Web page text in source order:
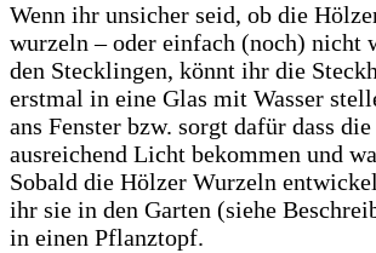
Wenn ihr unsicher seid, ob die
wurzeln – oder einfach (noch) nicht
den Stecklingen, könnt ihr die
erstmal in eine Glas mit Wasser
ans Fenster bzw. sorgt dafür dass
ausreichend Licht bekommen und
Sobald die Hölzer Wurzeln
ihr sie in den Garten (siehe
in einen Pflanztopf.